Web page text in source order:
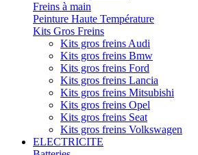
Freins à main
Peinture Haute Température
Kits Gros Freins
Kits gros freins Audi
Kits gros freins Bmw
Kits gros freins Ford
Kits gros freins Lancia
Kits gros freins Mitsubishi
Kits gros freins Opel
Kits gros freins Seat
Kits gros freins Volkswagen
ELECTRICITE